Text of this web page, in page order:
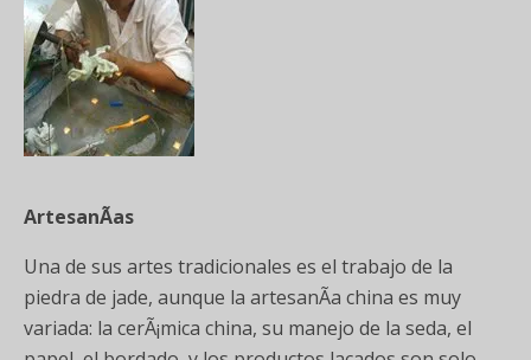
ArtesanÃ­as
Una de sus artes tradicionales es el trabajo de la
piedra de jade, aunque la artesanÃ­a china es muy
variada: la cerÃ¡mica china, su manejo de la seda, el